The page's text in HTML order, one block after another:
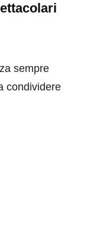
sempre
condividere